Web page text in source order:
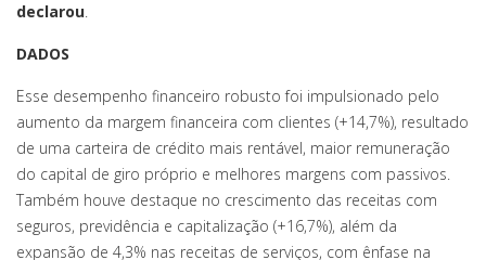
declarou.
DADOS
Esse desempenho financeiro robusto foi impulsionado pelo
aumento da margem financeira com clientes (+14,7%), resultado
de uma carteira de crédito mais rentável, maior remuneração
do capital de giro próprio e melhores margens com passivos.
Também houve destaque no crescimento das receitas com
seguros, previdência e capitalização (+16,7%), além da
expansão de 4,3% nas receitas de serviços, com ênfase na